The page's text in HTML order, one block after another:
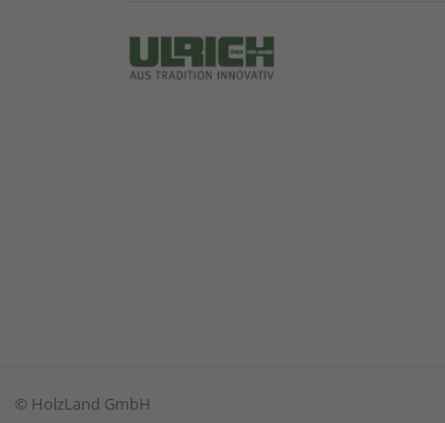
© HolzLand GmbH